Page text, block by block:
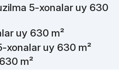
5-xonalar uy 630
uy 630 m²
xonalar uy 630 m²
m²